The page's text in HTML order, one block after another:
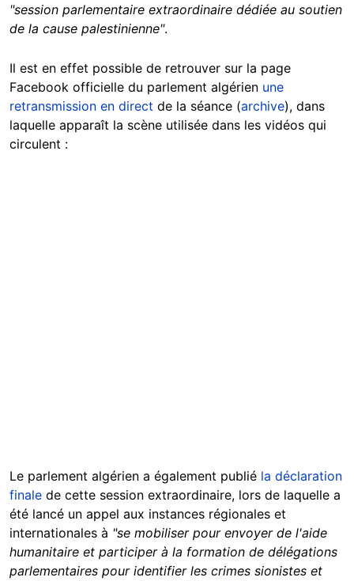
"session parlementaire extraordinaire dédiée au soutien
de la cause palestinienne".
Il est en effet possible de retrouver sur la page
Facebook officielle du parlement algérien une
retransmission en direct de la séance (archive), dans
laquelle apparaît la scène utilisée dans les vidéos qui
circulent :
Le parlement algérien a également publié la déclaration
finale de cette session extraordinaire, lors de laquelle a
été lancé un appel aux instances régionales et
internationales à "se mobiliser pour envoyer de l'aide
humanitaire et participer à la formation de délégations
parlementaires pour identifier les crimes sionistes et